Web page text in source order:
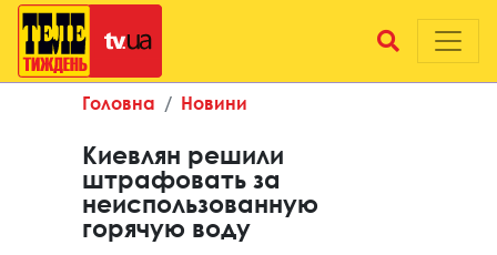
Головна Новини
Киевлян решили
штрафовать за
неиспользованную
горячую воду